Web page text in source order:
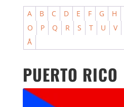
A B C D E F G H
O
P Q R S T U V
Å
PUERTO RICO